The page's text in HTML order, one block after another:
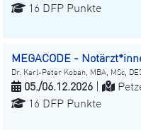
16 DFP Punkte
MEGACODE -
Dr. Karl-Peter Koban, MBA, MSc,
05./06.12.2026
16 DFP Punkte